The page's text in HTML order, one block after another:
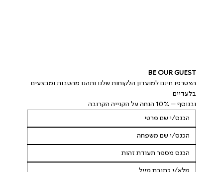
BE OUR GUEST
הצטרפו חינם למועדון הלקוחות שלנו ותהנו מהטבות ומבצעים
בלעדיים
ובנוסף – 10% הנחה על הקנייה הקרובה